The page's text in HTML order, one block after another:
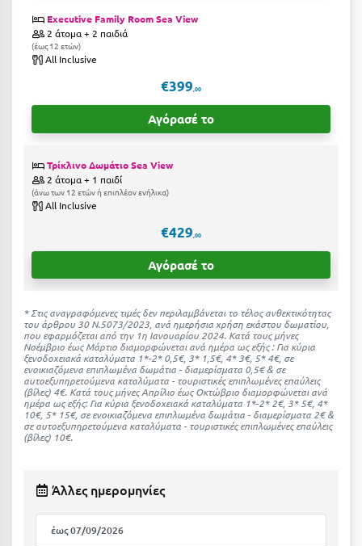
Κάρπαθος
Καρπενήσι
Καστοριά
Κέα - Τζιά
Κερατέα
Κέρκυρα
Κεφαλονιά
Κοζάνη
Κοκκώνι Κορινθίας
Κομοτηνή
Κόρινθος
Κορώνη
Executive Family Room Sea View
2 άτομα + 2 παιδιά
έως 12 ετών
All Inclusive
€399 ,00
Αγόρασέ το
Τρίκλινο Δωμάτιο Sea View
2 άτομα + 1 παιδί
άνω των 12 ετών ή επιπλέον ενήλικα
All Inclusive
€429 ,00
Αγόρασέ το
* Στις αναγραφόμενες τιμές δεν περιλαμβάνεται το τέλος ανθεκτικότητας
του άρθρου 30 Ν.5073/2023, ανά ημερήσια χρήση εκάστου δωματίου,
που εφαρμόζεται από την 1η Ιανουαρίου 2024. Κατά τους μήνες
Νοέμβριο έως Μάρτιο διαμορφώνεται ανά ημέρα ως εξής : Για κύρια
ξενοδοχειακά καταλύματα 1*-2* 0,5€, 3* 1,5€, 4* 3€, 5* 4€, σε
ενοικιαζόμενα επιπλωμένα δωμάτια - διαμερίσματα 0,5€ & σε
αυτοεξυπηρετούμενα καταλύματα - τουριστικές επιπλωμένες επαύλεις
(βίλες) 4€. Kατά τους μήνες Απρίλιο έως Οκτώβριο διαμορφώνεται ανά
ημέρα ως εξής: Για κύρια ξενοδοχειακά καταλύματα 1*-2* 2€, 3* 5€, 4*
10€, 5* 15€, σε ενοικιαζόμενα επιπλωμένα δωμάτια - διαμερίσματα 2€ &
σε αυτοεξυπηρετούμενα καταλύματα - τουριστικές επιπλωμένες επαύλεις
(βίλες) 10€.
Άλλες ημερομηνίες
έως 07/09/2026